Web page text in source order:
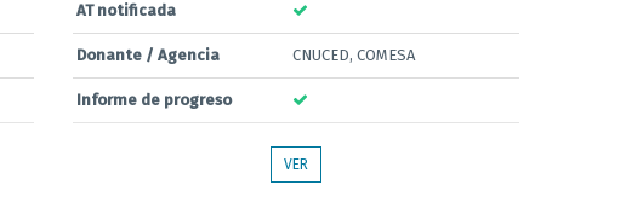
AT notificada
Donante / Agencia CNUCED, COMESA
Informe de progreso
VER